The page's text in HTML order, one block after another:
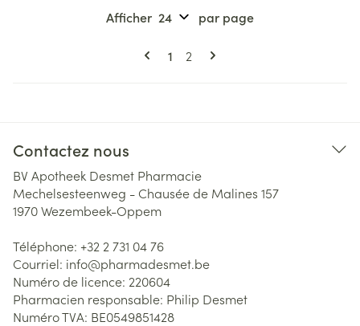
Pages
Vous lisez actuellement la page
1 Page
2
Afficher par page
Contactez nous
BV Apotheek Desmet Pharmacie
Mechelsesteenweg - Chausée de Malines 157
1970Wezembeek-Oppem
Téléphone: +32 2 731 04 76
Courriel: info@pharmadesmet.be
Numéro de licence: 220604
Pharmacien responsable: Philip Desmet
Numéro TVA: BE0549851428